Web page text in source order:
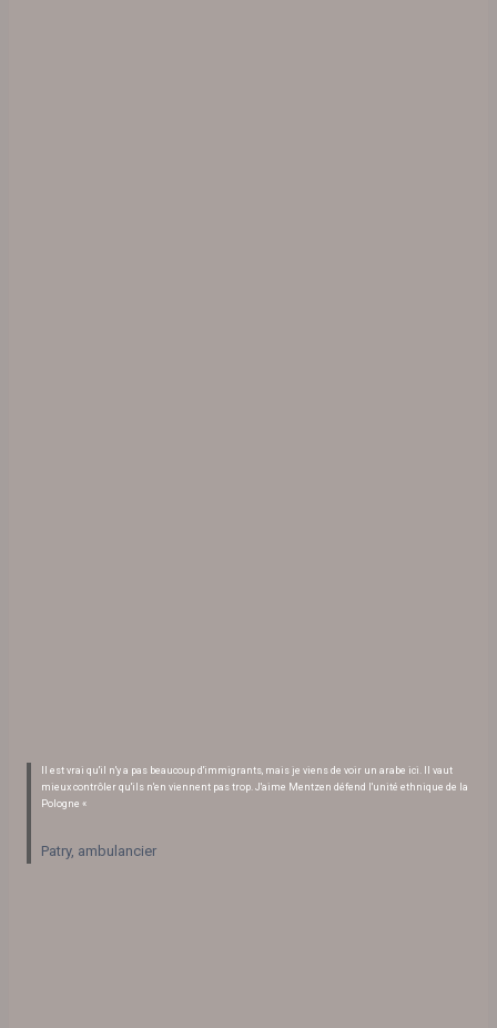
Il est vrai qu'il n'y a pas beaucoup d'immigrants, mais je viens de voir un arabe ici. Il vaut
mieux contrôler qu'ils n'en viennent pas trop. J'aime Mentzen défend l'unité ethnique de la
Pologne «
Patry, ambulancier